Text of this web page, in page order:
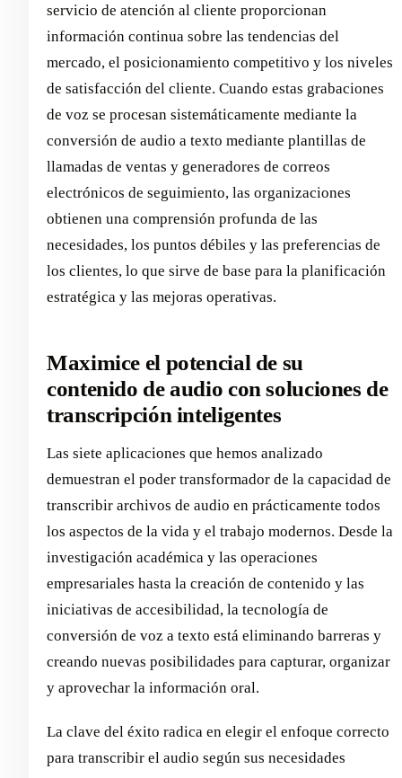
servicio de atención al cliente proporcionan
información continua sobre las tendencias del
mercado, el posicionamiento competitivo y los niveles
de satisfacción del cliente. Cuando estas grabaciones
de voz se procesan sistemáticamente mediante la
conversión de audio a texto mediante plantillas de
llamadas de ventas y generadores de correos
electrónicos de seguimiento, las organizaciones
obtienen una comprensión profunda de las
necesidades, los puntos débiles y las preferencias de
los clientes, lo que sirve de base para la planificación
estratégica y las mejoras operativas.
Maximice el potencial de su
contenido de audio con soluciones de
transcripción inteligentes
Las siete aplicaciones que hemos analizado
demuestran el poder transformador de la capacidad de
transcribir archivos de audio en prácticamente todos
los aspectos de la vida y el trabajo modernos. Desde la
investigación académica y las operaciones
empresariales hasta la creación de contenido y las
iniciativas de accesibilidad, la tecnología de
conversión de voz a texto está eliminando barreras y
creando nuevas posibilidades para capturar, organizar
y aprovechar la información oral.
La clave del éxito radica en elegir el enfoque correcto
para transcribir el audio según sus necesidades